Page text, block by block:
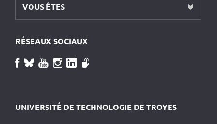
VOUS ÊTES
RÉSEAUX SOCIAUX
UNIVERSITÉ DE TECHNOLOGIE DE TROYES